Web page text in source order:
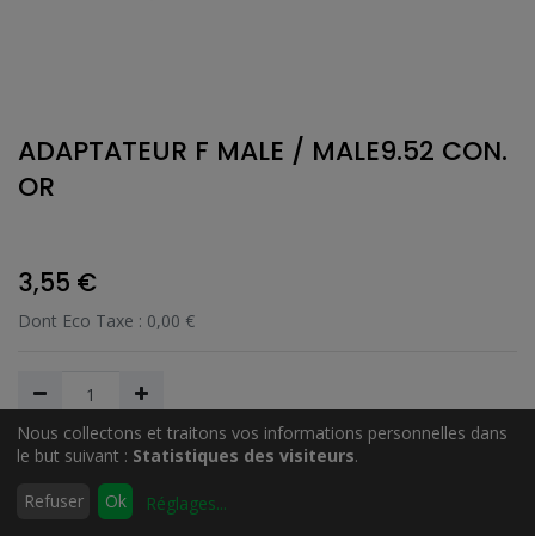
Rechercher
ADAPTATEUR F MALE / MALE9.52 CON.
OR
3,55 €
Dont Eco Taxe : 0,00 €
Ajouter au Panier
Nous collectons et traitons vos informations personnelles dans
le but suivant : Statistiques des visiteurs.
Refuser Ok Réglages...